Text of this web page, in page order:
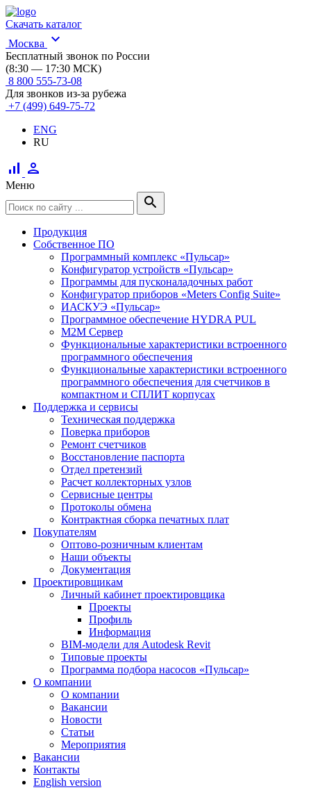
Скачать каталог
Москва
expand_more
Бесплатный звонок по России
(8:30 — 17:30 МСК)
8 800 555-73-08
Для звонков из-за рубежа
+7 (499) 649-75-72
ENG
RU
signal_cellular_alt person
Меню
search
Продукция
Собственное ПО
Программный комплекс «Пульсар»
Конфигуратор устройств «Пульсар»
Программы для пусконаладочных работ
Конфигуратор приборов «Meters Config Suite»
ИАСКУЭ «Пульсар»
Программное обеспечение HYDRA PUL
M2M Сервер
Функциональные характеристики встроенного
программного обеспечения
Функциональные характеристики встроенного
программного обеспечения для счетчиков в
компактном и СПЛИТ корпусах
Поддержка и сервисы
Техническая поддержка
Поверка приборов
Ремонт счетчиков
Восстановление паспорта
Отдел претензий
Расчет коллекторных узлов
Сервисные центры
Протоколы обмена
Контрактная сборка печатных плат
Покупателям
Оптово-розничным клиентам
Наши объекты
Документация
Проектировщикам
Личный кабинет проектировщика
Проекты
Профиль
Информация
BIM-модели для Autodesk Revit
Типовые проекты
Программа подбора насосов «Пульсар»
О компании
О компании
Вакансии
Новости
Статьи
Мероприятия
Вакансии
Контакты
English version